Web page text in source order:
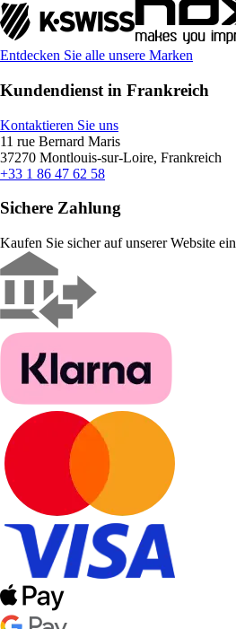
Entdecken Sie alle unsere Marken
Kundendienst in Frankreich
Kontaktieren Sie uns
11 rue Bernard Maris
37270 Montlouis-sur-Loire, Frankreich
+33 1 86 47 62 58
Sichere Zahlung
Kaufen Sie sicher auf unserer Website ein